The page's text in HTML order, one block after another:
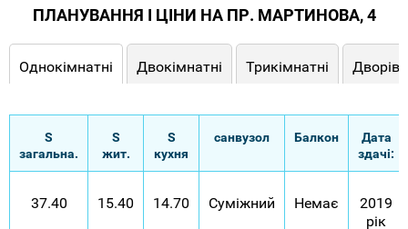
ПЛАНУВАННЯ І ЦІНИ НА ПР. МАРТИНОВА, 4
Однокімнатні Двокімнатні Трикімнатні
S
загальна.
S
жит.
S
кухня
санвузол Балкон
Дата
здачі:
37.40 15.40 14.70 Суміжний Немає
2019
рік